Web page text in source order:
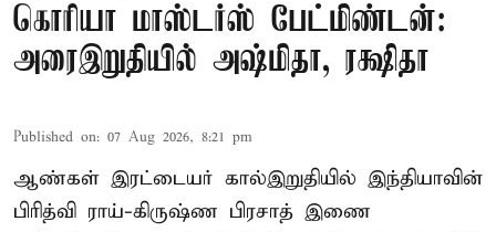
கொரியா மாஸ்டர்ஸ் பேட்மிண்டன்:
அரைஇறுதியில் அஷ்மிதா, ரக்ஷிதா
Published on: 07 Aug 2026, 8:21 pm
ஆண்கள் இரட்டையர் கால்இறுதியில் இந்தியாவின்
பிரித்வி ராய்-கிருஷ்ண பிரசாத் இணை